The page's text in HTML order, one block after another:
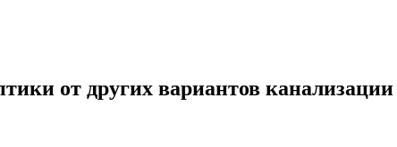
от других вариантов канализации